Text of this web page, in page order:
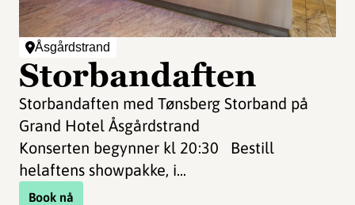
Åsgårdstrand
Storbandaften
Storbandaften med Tønsberg Storband på
Grand Hotel Åsgårdstrand
Konserten begynner kl 20:30 Bestill
helaftens showpakke, i...
Book nå